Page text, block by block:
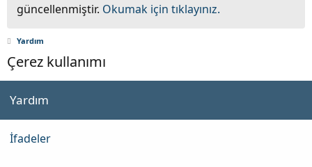
güncellenmiştir. Okumak için tıklayınız.
Yardım
Çerez kullanımı
Yardım
İfadeler